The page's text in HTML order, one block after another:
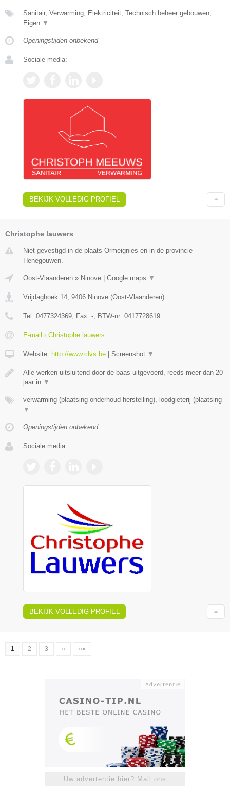
Sanitair, Verwarming, Elektriciteit, Technisch beheer gebouwen,
Eigen ▼
Openingstijden onbekend
Sociale media:
BEKIJK VOLLEDIG PROFIEL
Christophe lauwers
Niet gevestigd in de plaats Ormeignies en in de provincie
Henegouwen.
Oost-Vlaanderen » Ninove Google maps ▼
Vrijdaghoek 14, 9406 Ninove (Oost-Vlaanderen)
Tel: 0477324369, Fax: -, BTW-nr: 0417728619
E-mail › Christophe lauwers
Website: http://www.clvs.be Screenshot ▼
Alle werken uitsluitend door de baas uitgevoerd, reeds meer dan 20
jaar in ▼
verwarming (plaatsing onderhoud herstelling), loodgieterij (plaatsing
▼
Openingstijden onbekend
Sociale media:
BEKIJK VOLLEDIG PROFIEL
1 2 3 » »»
Uw advertentie hier? Mail ons